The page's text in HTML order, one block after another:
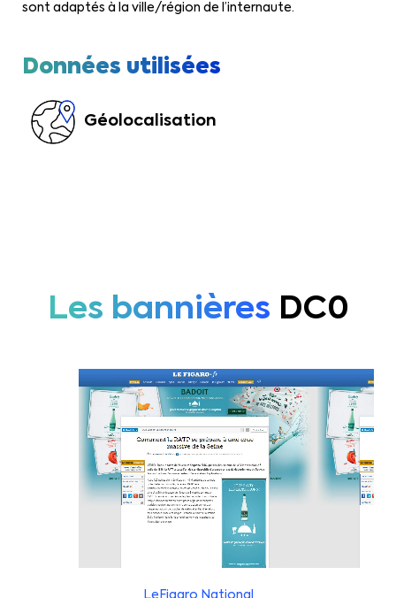
sont adaptés à la ville/région de l’internaute.
Données utilisées
Géolocalisation
Les bannières DC0
LeFigaro National